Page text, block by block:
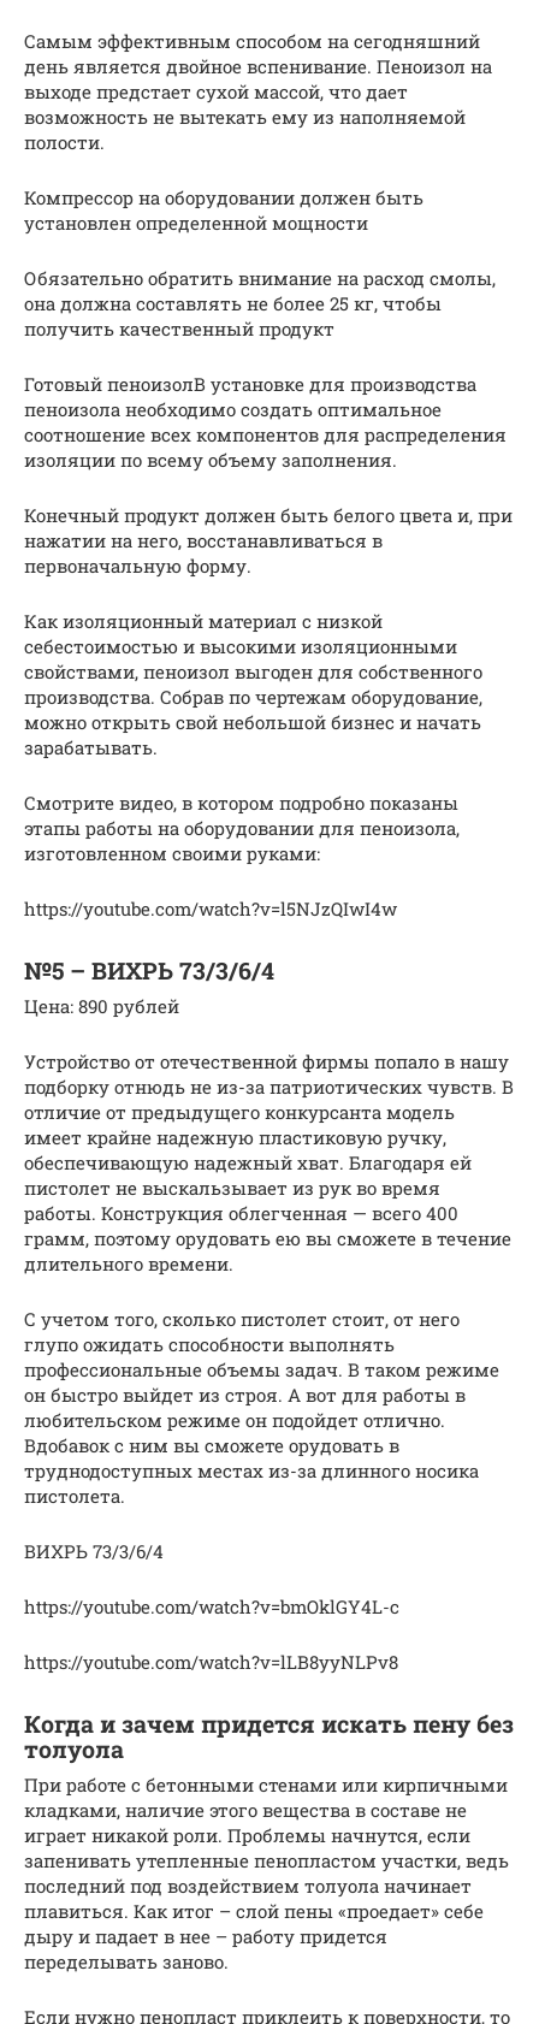
Самым эффективным способом на сегодняшний
день является двойное вспенивание. Пеноизол на
выходе предстает сухой массой, что дает
возможность не вытекать ему из наполняемой
полости.
Компрессор на оборудовании должен быть
установлен определенной мощности
Обязательно обратить внимание на расход смолы,
она должна составлять не более 25 кг, чтобы
получить качественный продукт
Готовый пеноизолВ установке для производства
пеноизола необходимо создать оптимальное
соотношение всех компонентов для распределения
изоляции по всему объему заполнения.
Конечный продукт должен быть белого цвета и, при
нажатии на него, восстанавливаться в
первоначальную форму.
Как изоляционный материал с низкой
себестоимостью и высокими изоляционными
свойствами, пеноизол выгоден для собственного
производства. Собрав по чертежам оборудование,
можно открыть свой небольшой бизнес и начать
зарабатывать.
Смотрите видео, в котором подробно показаны
этапы работы на оборудовании для пеноизола,
изготовленном своими руками:
https://youtube.com/watch?v=l5NJzQIwI4w
№5 – ВИХРЬ 73/3/6/4
Цена: 890 рублей
Устройство от отечественной фирмы попало в нашу
подборку отнюдь не из-за патриотических чувств. В
отличие от предыдущего конкурсанта модель
имеет крайне надежную пластиковую ручку,
обеспечивающую надежный хват. Благодаря ей
пистолет не выскальзывает из рук во время
работы. Конструкция облегченная — всего 400
грамм, поэтому орудовать ею вы сможете в течение
длительного времени.
С учетом того, сколько пистолет стоит, от него
глупо ожидать способности выполнять
профессиональные объемы задач. В таком режиме
он быстро выйдет из строя. А вот для работы в
любительском режиме он подойдет отлично.
Вдобавок с ним вы сможете орудовать в
труднодоступных местах из-за длинного носика
пистолета.
ВИХРЬ 73/3/6/4
https://youtube.com/watch?v=bmOklGY4L-c
https://youtube.com/watch?v=lLB8yyNLPv8
Когда и зачем придется искать пену без
толуола
При работе с бетонными стенами или кирпичными
кладками, наличие этого вещества в составе не
играет никакой роли. Проблемы начнутся, если
запенивать утепленные пенопластом участки, ведь
последний под воздействием толуола начинает
плавиться. Как итог – слой пены «проедает» себе
дыру и падает в нее – работу придется
переделывать заново.
Если нужно пенопласт приклеить к поверхности, то